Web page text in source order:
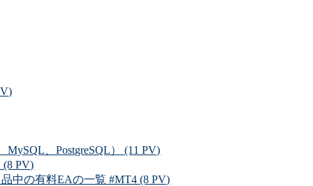
、PostgreSQL） (11 PV)
PV)
中の有料EAの一覧 #MT4 (8 PV)